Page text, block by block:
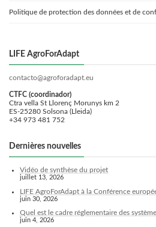
Politique de protection des données et de
LIFE AgroForAdapt
contacto@agroforadapt.eu
CTFC (coordinador)
Ctra vella St Llorenç Morunys km 2
ES-25280 Solsona (Lleida)
+34 973 481 752
Dernières nouvelles
Vidéo de synthèse du projet
juillet 13, 2026
LIFE AgroForAdapt à la Conférence
juin 30, 2026
Quel est le cadre réglementaire des
juin 4, 2026